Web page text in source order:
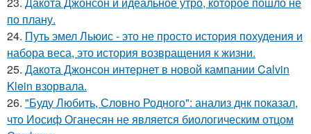
по плану.
24. Путь эмел Льюис - это не просто история похудения и
набора веса, это история возвращения к жизни.
25. Дакота Джонсон интернет в новой кампании Calvin
Klein взорвала.
26. "Буду Любить, Словно Родного": анализ днк показал,
что Иосиф Оганесян не является биологическим отцом